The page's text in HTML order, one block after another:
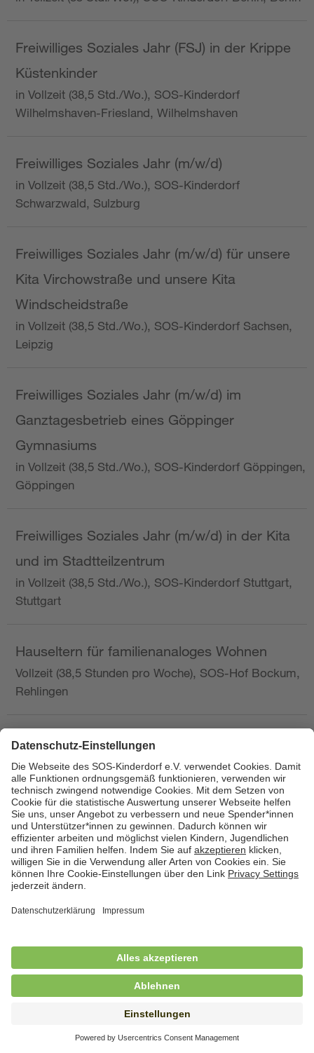
Freiwilliges Soziales Jahr (FSJ) in der Krippe
Küstenkinder
in Vollzeit (38,5 Std./Wo.), SOS-Kinderdorf
Wilhelmshaven-Friesland, Wilhelmshaven
Freiwilliges Soziales Jahr (m/w/d)
in Vollzeit (38,5 Std./Wo.), SOS-Kinderdorf
Schwarzwald, Sulzburg
Freiwilliges Soziales Jahr (m/w/d) für unsere
Kita Virchowstraße und unsere Kita
Windscheidstraße
in Vollzeit (38,5 Std./Wo.), SOS-Kinderdorf Sachsen,
Leipzig
Freiwilliges Soziales Jahr (m/w/d) im
Ganztagesbetrieb eines Göppinger
Gymnasiums
in Vollzeit (38,5 Std./Wo.), SOS-Kinderdorf Göppingen,
Göppingen
Freiwilliges Soziales Jahr (m/w/d) in der Kita
und im Stadtteilzentrum
in Vollzeit (38,5 Std./Wo.), SOS-Kinderdorf Stuttgart,
Stuttgart
Hauseltern für familienanaloges Wohnen
Vollzeit (38,5 Stunden pro Woche), SOS-Hof Bockum,
Rehlingen
Hauswirtschafterin / Köchin (m/w/d) als
Ausbilderin (m/w/d) im Bereich
Nahrungszubereitung
in Vollzeit (38,5 Std./Wo.), SOS-Kinderdorf
Saarbrücken, Saarbrücken
Hauswirtschaftskraft (m/w/d)
in Teilzeit (mind. 20 - max. 30 Std./.Wo.), SOS-
Hauswirtschaftskraft (m/w/d)
in unbefristeter Anstellung, Teilzeit (20 Std./Wo.), SOS-
Kinderdorf Dortmund, Hagen